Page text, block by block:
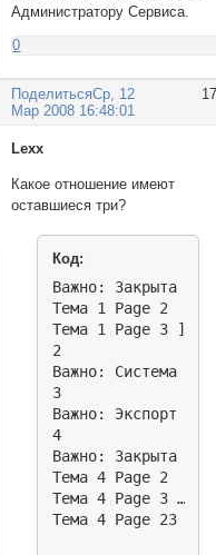
Администратору Сервиса.
0
Поделиться 17
Ср, 12
Мар 2008 16:48:01
Lexx
Какое отношение имеют
оставшиеся три?
Код:
Важно: Закрыта
Тема 1 Page 2
Тема 1 Page 3 ]	63	21474	2008-02-04 00:29:28  Lexx
2
Важно: Система отношений (FAQ)
3
Важно: Экспорт данных с форума
4
Важно: Закрыта
Тема 4 Page 2
Тема 4 Page 3 …